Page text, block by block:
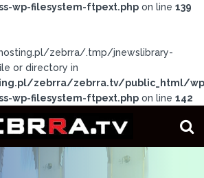
wp-filesystem-ftpext.php on line 139
zebrra/.tmp/jnewslibrary-
or directory in
zebrra/zebrra.tv/public_html/
wp-filesystem-ftpext.php on line 142